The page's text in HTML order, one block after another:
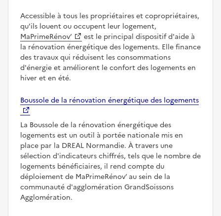
Accessible à tous les propriétaires et copropriétaires,
qu'ils louent ou occupent leur logement,
MaPrimeRénov’
est le principal dispositif d'aide à
la rénovation énergétique des logements. Elle finance
des travaux qui réduisent les consommations
d'énergie et améliorent le confort des logements en
hiver et en été.
Boussole de la rénovation énergétique des logements
La Boussole de la rénovation énergétique des
logements est un outil à portée nationale mis en
place par la DREAL Normandie. À travers une
sélection d'indicateurs chiffrés, tels que le nombre de
logements bénéficiaires, il rend compte du
déploiement de MaPrimeRénov’ au sein de la
communauté d'agglomération GrandSoissons
Agglomération.